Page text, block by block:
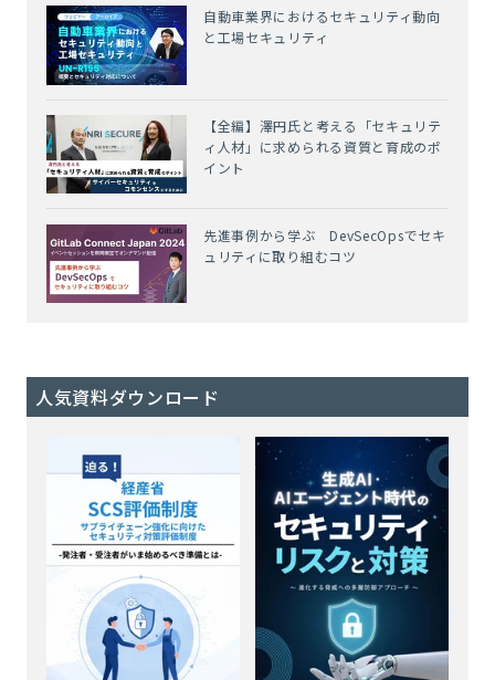
自動車業界におけるセキュリティ動向
と工場セキュリティ
【全編】澤円氏と考える「セキュリテ
ィ人材」に求められる資質と育成のポ
イント
先進事例から学ぶ DevSecOpsでセキ
ュリティに取り組むコツ
人気資料ダウンロード